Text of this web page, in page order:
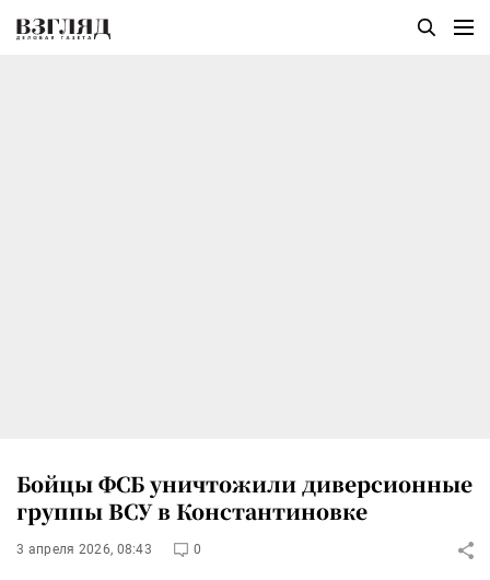
Бойцы ФСБ уничтожили диверсионные
группы ВСУ в Константиновке
3 апреля 2026, 08:43 0